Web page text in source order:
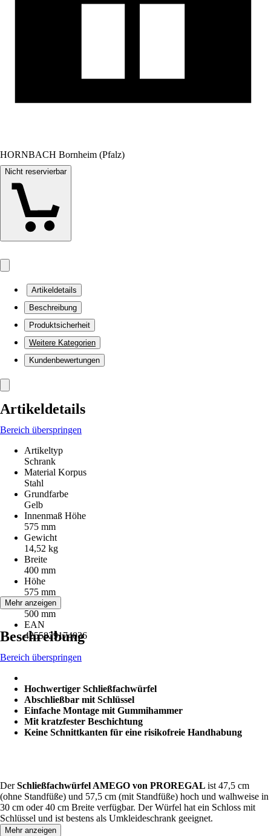
HORNBACH Bornheim (Pfalz)
Nicht reservierbar
Artikeldetails
Beschreibung
Produktsicherheit
Weitere Kategorien
Kundenbewertungen
Artikeldetails
Bereich überspringen
Artikeltyp
Schrank
Material Korpus
Stahl
Grundfarbe
Gelb
Innenmaß Höhe
575 mm
Gewicht
14,52 kg
Breite
400 mm
Höhe
575 mm
Tiefe
500 mm
EAN
4255829174036
Mehr anzeigen
Beschreibung
Bereich überspringen
Hochwertiger Schließfachwürfel
Abschließbar mit Schlüssel
Einfache Montage mit Gummihammer
Mit kratzfester Beschichtung
Keine Schnittkanten für eine risikofreie Handhabung
DerSchließfachwürfel AMEGO von PROREGAL ist 47,5 cm
(ohne Standfüße) und 57,5 cm (mit Standfüße) hoch und walhweise in
30 cm oder 40 cm Breite verfügbar. Der Würfel hat ein Schloss mit
Schlüssel und ist bestens als Umkleideschrank geeignet.
Mehr anzeigen